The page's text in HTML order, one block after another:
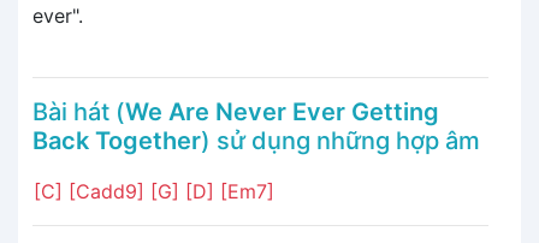
ever".
Bài hát (We Are Never Ever Getting
Back Together) sử dụng những hợp âm
[C] [Cadd9] [G] [D] [Em7]